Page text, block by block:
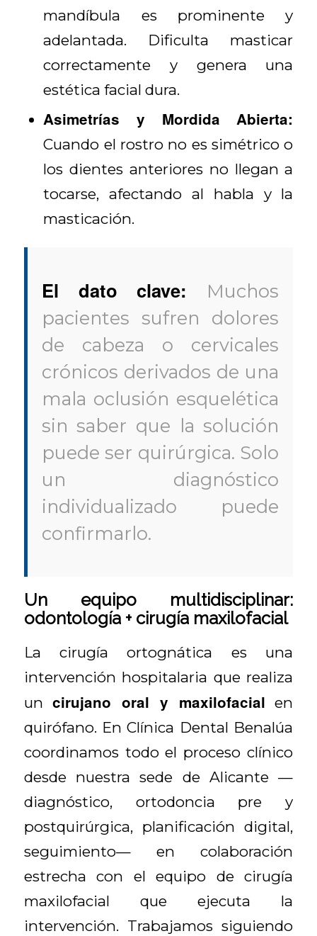
mandíbula es prominente y
adelantada. Dificulta masticar
correctamente y genera una
estética facial dura.
Asimetrías y Mordida Abierta:
Cuando el rostro no es simétrico o
los dientes anteriores no llegan a
tocarse, afectando al habla y la
masticación.
El dato clave: Muchos
pacientes sufren dolores
de cabeza o cervicales
crónicos derivados de una
mala oclusión esquelética
sin saber que la solución
puede ser quirúrgica. Solo
un diagnóstico
individualizado puede
confirmarlo.
Un equipo multidisciplinar:
odontología + cirugía maxilofacial
La cirugía ortognática es una
intervención hospitalaria que realiza
uncirujano oral y maxilofacial en
quirófano. En Clínica Dental Benalúa
coordinamos todo el proceso clínico
desde nuestra sede de Alicante —
diagnóstico, ortodoncia pre y
postquirúrgica, planificación digital,
seguimiento— en colaboración
estrecha con el equipo de cirugía
maxilofacial que ejecuta la
intervención. Trabajamos siguiendo